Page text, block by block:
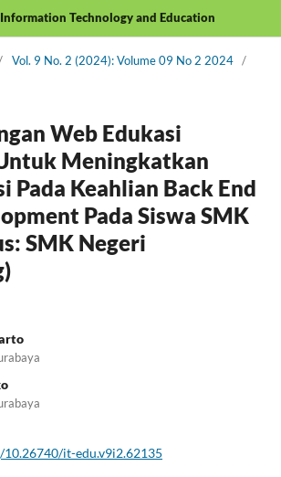
Technology and Education
Vol. 9 No. 2 (2024): Volume 09 No 2 2024 /
Web Edukasi
Meningkatkan
Pada Keahlian Back End
Pada Siswa SMK
SMK Negeri
it-edu.v9i2.62135